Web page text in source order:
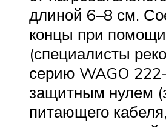
длиной 6–8 см.
концы при
(специалисты
серию WAGO
защитным нулем
питающего